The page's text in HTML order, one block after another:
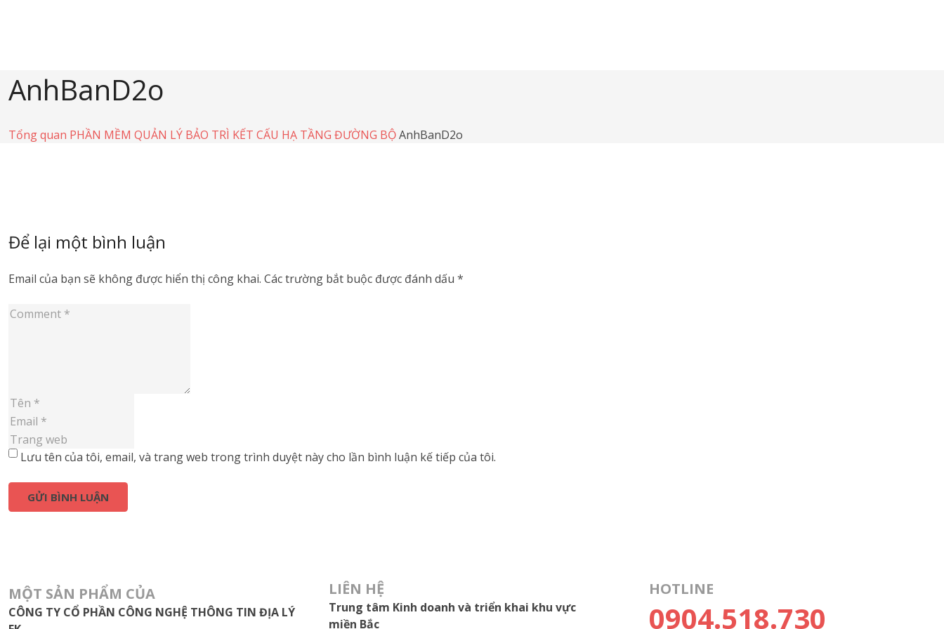
AnhBanD2o
Tổng quan PHẦN MỀM QUẢN LÝ BẢO TRÌ KẾT CẤU HẠ TẦNG ĐƯỜNG BỘAnhBanD2o
Để lại một bình luận
Email của bạn sẽ không được hiển thị công khai. Các trường bắt buộc được đánh dấu *
Lưu tên của tôi, email, và trang web trong trình duyệt này cho lần bình luận kế tiếp của tôi.
MỘT SẢN PHẨM CỦA
CÔNG TY CỔ PHẦN CÔNG NGHỆ THÔNG TIN ĐỊA LÝ
LIÊN HỆ
Trung tâm Kinh doanh và triển khai khu vực
miền Bắc
HOTLINE
0904.518.730